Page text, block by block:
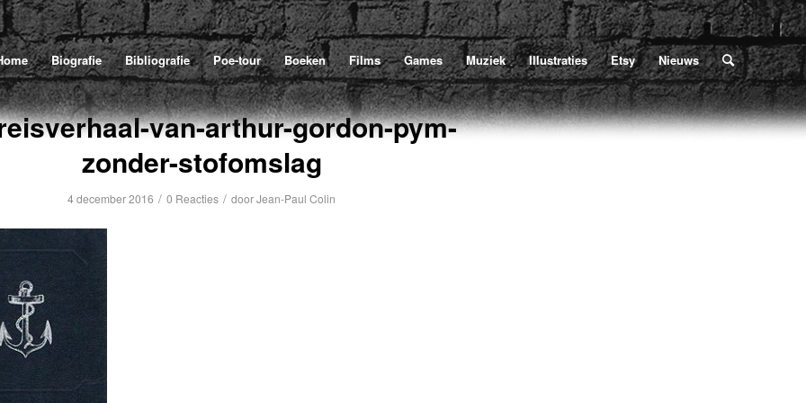
Biografie Bibliografie Poe-tour Boeken Films Games Muziek Illustraties Etsy Nieuws
U bevindt zich hier: Home / Poe / Het reisverhaal van Arthur Gordon Pym / het-reisverhaal-van-arthur-gordon-pym-zonder-stofomslag
van-arthur-gordon-pym-
zonder-stofomslag
4 december 2016 / 0 Reacties / doorJean-Paul Colin